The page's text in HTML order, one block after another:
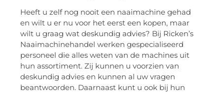
Heeft u zelf nog nooit een naaimachine gehad
en wilt u er nu voor het eerst een kopen, maar
wilt u graag wat deskundig advies? Bij Ricken’s
Naaimachinehandel werken gespecialiseerd
personeel die alles weten van de machines uit
hun assortiment. Zij kunnen u voorzien van
deskundig advies en kunnen al uw vragen
beantwoorden. Daarnaast kunt u ook bij hun